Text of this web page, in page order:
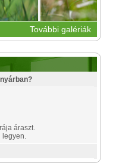
További galériák
áraszt.
legyen.